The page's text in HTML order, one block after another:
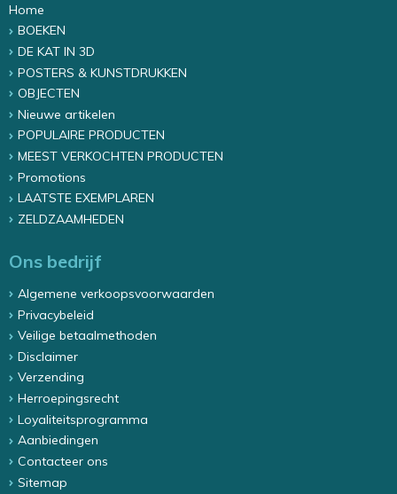
Home
BOEKEN
DE KAT IN 3D
POSTERS & KUNSTDRUKKEN
OBJECTEN
Nieuwe artikelen
POPULAIRE PRODUCTEN
MEEST VERKOCHTEN PRODUCTEN
Promotions
LAATSTE EXEMPLAREN
ZELDZAAMHEDEN
Ons bedrijf
Algemene verkoopsvoorwaarden
Privacybeleid
Veilige betaalmethoden
Disclaimer
Verzending
Herroepingsrecht
Loyaliteitsprogramma
Aanbiedingen
Contacteer ons
Sitemap